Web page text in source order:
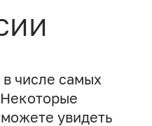
числе самых
увидеть